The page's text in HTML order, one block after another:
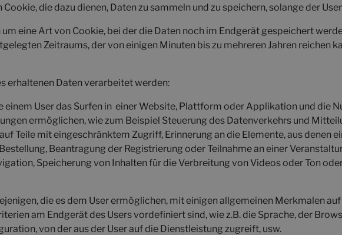
Cookie, die dazu dienen, Daten zu sammeln und zu speichern, solange der
eine Art von Cookie, bei der die Daten noch im Endgerät gespeichert
Zeitraums, der von einigen Minuten bis zu mehreren Jahren reichen
erhaltenen Daten verarbeitet werden:
einem User das Surfen in einer Website, Plattform oder Applikation und die
ermöglichen, wie zum Beispiel Steuerung des Datenverkehrs und
Teile mit eingeschränktem Zugriff, Erinnerung an die Elemente, aus denen
Beantragung der Registrierung oder Teilnahme an einer
Speicherung von Inhalten für die Verbreitung von Videos oder Ton
die es dem User ermöglichen, mit einigen allgemeinen Merkmalen
am Endgerät des Users vordefiniert sind, wie z.B. die Sprache, der
von der aus der User auf die Dienstleistung zugreift, usw.